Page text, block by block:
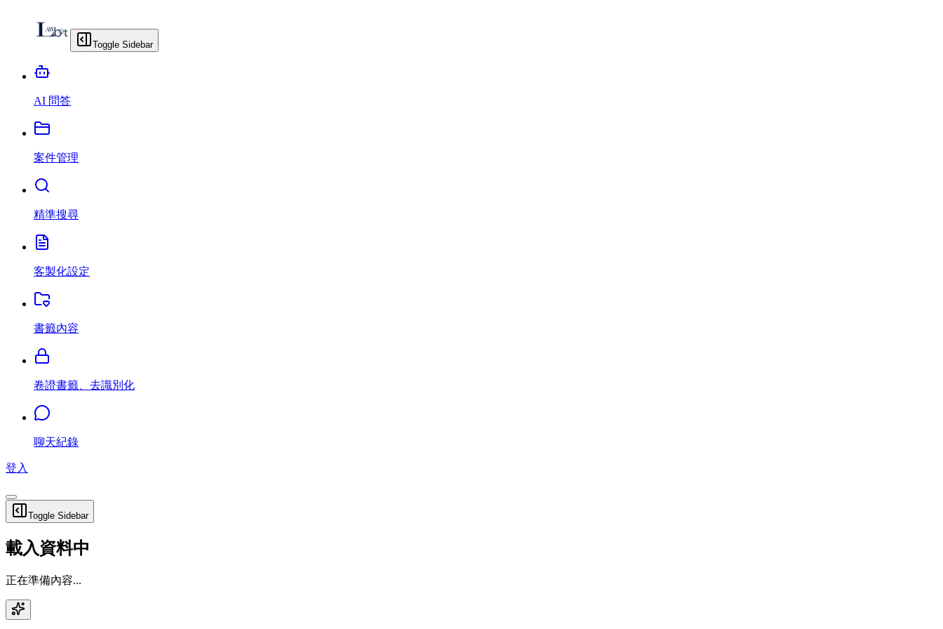
Toggle Sidebar
AI 問答
案件管理
精準搜尋
客製化設定
書籤內容
卷證書籤、去識別化
聊天紀錄
登入
Toggle Sidebar
載入資料中
正在準備內容...